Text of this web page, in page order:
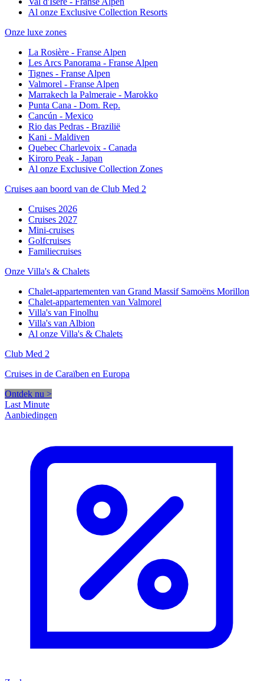
Al onze Exclusive Collection Resorts
Onze luxe zones
La Rosière - Franse Alpen
Les Arcs Panorama - Franse Alpen
Tignes - Franse Alpen
Valmorel - Franse Alpen
Marrakech la Palmeraie - Marokko
Punta Cana - Dom. Rep.
Cancún - Mexico
Rio das Pedras - Brazilië
Kani - Maldiven
Quebec Charlevoix - Canada
Kiroro Peak - Japan
Al onze Exclusive Collection Zones
Cruises aan boord van de Club Med 2
Cruises 2026
Cruises 2027
Mini-cruises
Golfcruises
Familiecruises
Onze Villa's & Chalets
Chalet-appartementen van Grand Massif Samoëns Morillon
Chalet-appartementen van Valmorel
Villa's van Finolhu
Villa's van Albion
Al onze Villa's & Chalets
Club Med 2
Cruises in de Caraïben en Europa
Ontdek nu >
Last Minute
Aanbiedingen